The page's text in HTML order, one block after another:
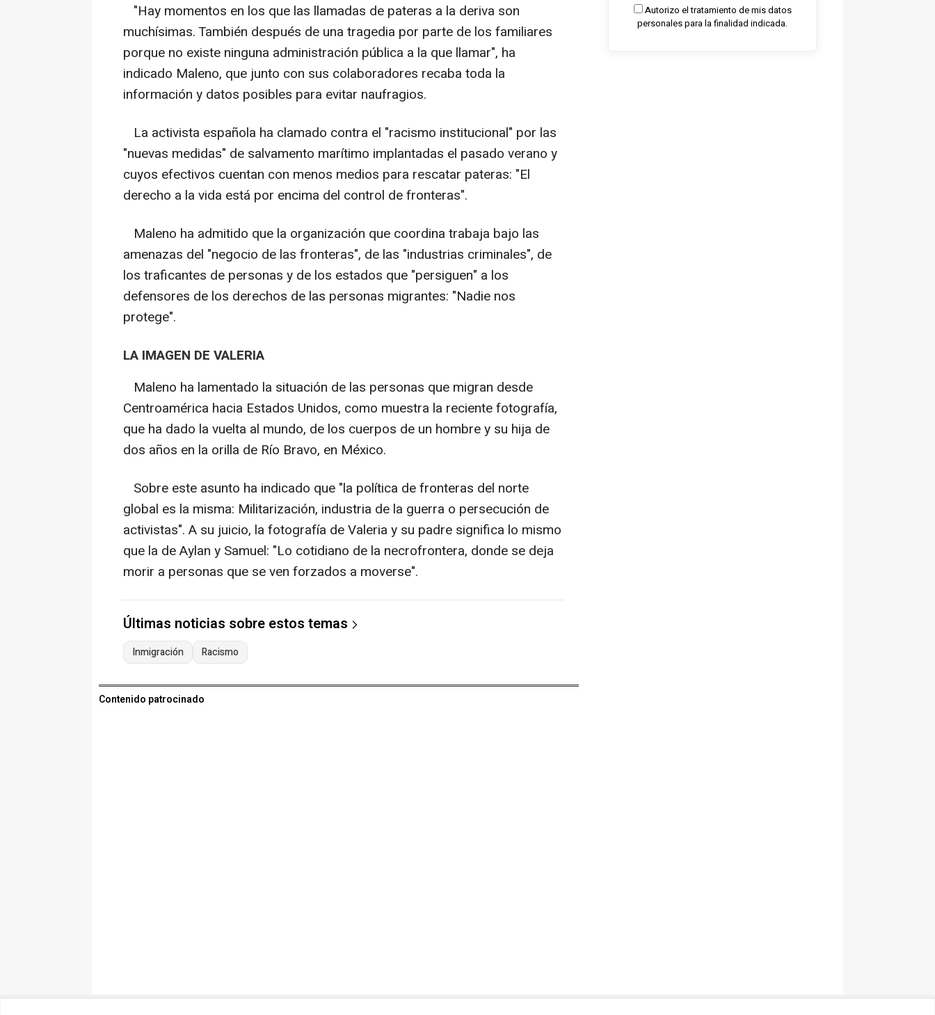
"Hay momentos en los que las llamadas de pateras a la deriva son
muchísimas. También después de una tragedia por parte de los familiares
porque no existe ninguna administración pública a la que llamar", ha
indicado Maleno, que junto con sus colaboradores recaba toda la
información y datos posibles para evitar naufragios.
La activista española ha clamado contra el "racismo institucional" por las
"nuevas medidas" de salvamento marítimo implantadas el pasado verano y
cuyos efectivos cuentan con menos medios para rescatar pateras: "El
derecho a la vida está por encima del control de fronteras".
Maleno ha admitido que la organización que coordina trabaja bajo las
amenazas del "negocio de las fronteras", de las "industrias criminales", de
los traficantes de personas y de los estados que "persiguen" a los
defensores de los derechos de las personas migrantes: "Nadie nos
protege".
LA IMAGEN DE VALERIA
Maleno ha lamentado la situación de las personas que migran desde
Centroamérica hacia Estados Unidos, como muestra la reciente fotografía,
que ha dado la vuelta al mundo, de los cuerpos de un hombre y su hija de
dos años en la orilla de Río Bravo, en México.
Sobre este asunto ha indicado que "la política de fronteras del norte
global es la misma: Militarización, industria de la guerra o persecución de
activistas". A su juicio, la fotografía de Valeria y su padre significa lo mismo
que la de Aylan y Samuel: "Lo cotidiano de la necrofrontera, donde se deja
morir a personas que se ven forzados a moverse".
Últimas noticias sobre estos temas
Inmigración Racismo
Contenido patrocinado
Autorizo el tratamiento de mis datos
personales para la finalidad indicada.